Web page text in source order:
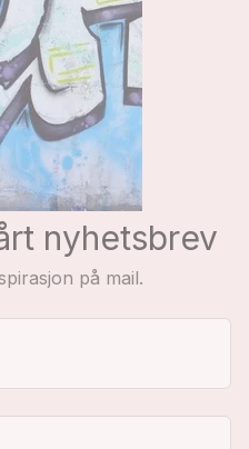
nyhetsbrev
på mail.